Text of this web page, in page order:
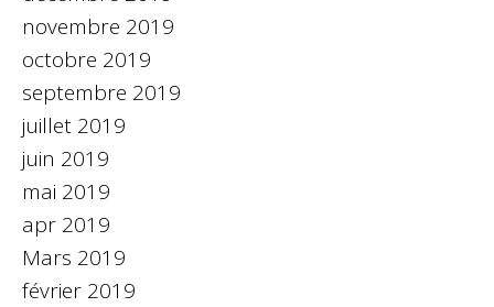
novembre 2019
octobre 2019
septembre 2019
juillet 2019
juin 2019
mai 2019
apr 2019
Mars 2019
février 2019